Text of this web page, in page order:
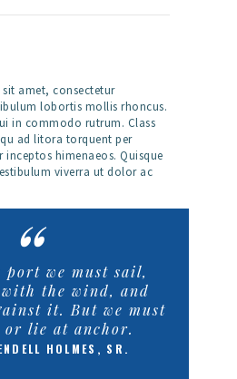
amet, consectetur
lobortis mollis rhoncus.
in commodo rutrum. Class
ad litora torquent per
himenaeos. Quisque
viverra ut dolor ac
port we must sail,
with the wind, and
it. But we must
lie at anchor.
HOLMES, SR.